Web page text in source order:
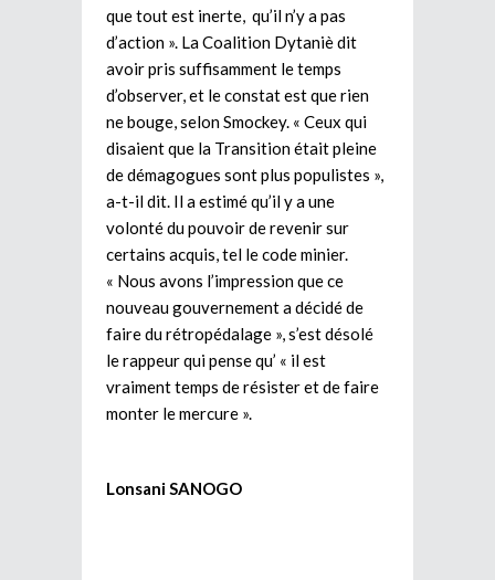
que tout est inerte, qu’il n’y a pas
d’action ». La Coalition Dytaniè dit
avoir pris suffisamment le temps
d’observer, et le constat est que rien
ne bouge, selon Smockey. « Ceux qui
disaient que la Transition était pleine
de démagogues sont plus populistes »,
a-t-il dit. Il a estimé qu’il y a une
volonté du pouvoir de revenir sur
certains acquis, tel le code minier.
« Nous avons l’impression que ce
nouveau gouvernement a décidé de
faire du rétropédalage », s’est désolé
le rappeur qui pense qu’ « il est
vraiment temps de résister et de faire
monter le mercure ».
Lonsani SANOGO